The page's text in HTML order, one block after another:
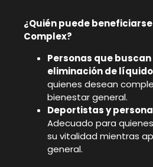
¿Quién puede
Complex?
Personas que
eliminación de
quienes desean
bienestar general.
Deportistas y
Adecuado para
su vitalidad mientras
general.